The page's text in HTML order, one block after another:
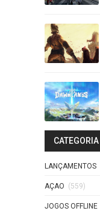
CATEGORIA
LANÇAMENTOS
AÇAO (559)
JOGOS OFFLINE